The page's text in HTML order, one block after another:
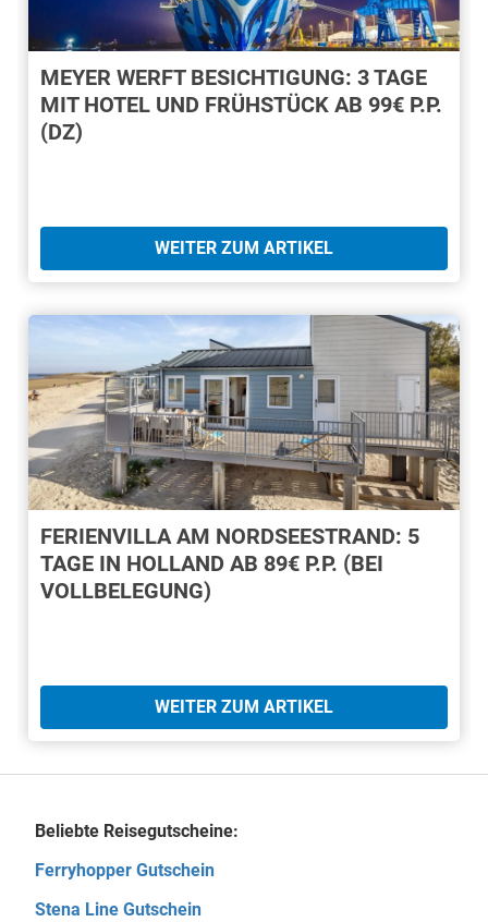
MEYER WERFT BESICHTIGUNG: 3 TAGE
MIT HOTEL UND FRÜHSTÜCK AB 99€ P.P.
(DZ)
WEITER ZUM ARTIKEL
FERIENVILLA AM NORDSEESTRAND: 5
TAGE IN HOLLAND AB 89€ P.P. (BEI
VOLLBELEGUNG)
WEITER ZUM ARTIKEL
Beliebte Reisegutscheine:
Ferryhopper Gutschein
Stena Line Gutschein